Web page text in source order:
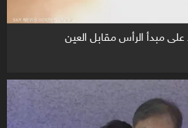
مبدأ الرأس مقابل العين